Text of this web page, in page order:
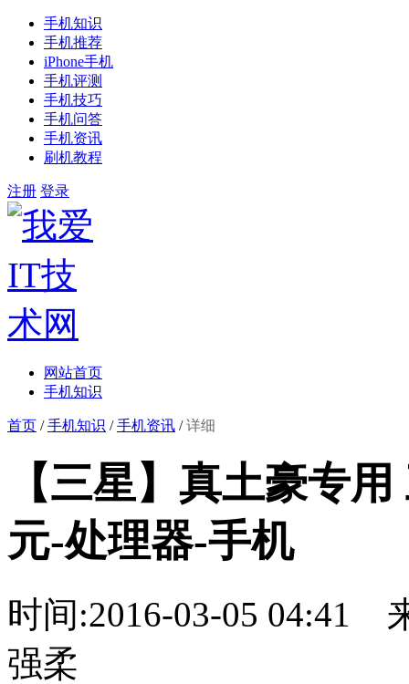
手机知识
手机推荐
iPhone手机
手机评测
手机技巧
手机问答
手机资讯
刷机教程
注册 登录
网站首页
手机知识
首页 /手机知识 /手机资讯 /详细
【三星】真土豪专
元-处理器-手机
时间:2016-03-05 04:41
强柔